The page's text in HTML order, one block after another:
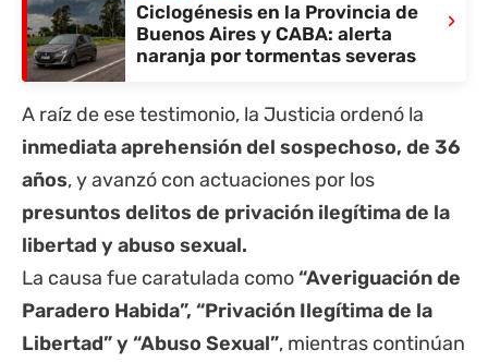
Ciclogénesis en la Provincia de
Buenos Aires y CABA: alerta
naranja por tormentas severas
›
A raíz de ese testimonio, la Justicia ordenó la
inmediata aprehensión del sospechoso, de 36
años, y avanzó con actuaciones por los
presuntos delitos de privación ilegítima de la
libertad y abuso sexual.
La causa fue caratulada como“Averiguación de
Paradero Habida”, “Privación Ilegítima de la
Libertad” y “Abuso Sexual”, mientras continúan